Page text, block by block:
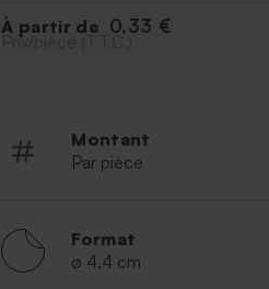
Pot de fleurs vendu séparement.
À partir de 0,33 €
Prix/pièce (T.T.C.)
Montant
Par pièce
Format
ø 4,4 cm